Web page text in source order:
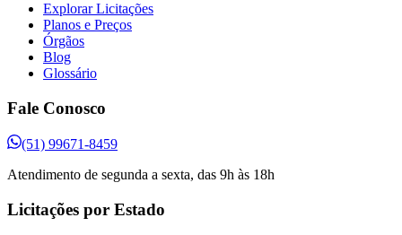
Explorar Licitações
Planos e Preços
Órgãos
Blog
Glossário
Fale Conosco
(51) 99671-8459
Atendimento de segunda a sexta, das 9h às 18h
Licitações por Estado